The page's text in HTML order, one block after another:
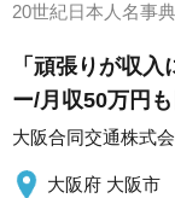
20世紀日本人名
「頑張りが収
ー/月収50万円
大阪合同交通株式
大阪府 大阪市